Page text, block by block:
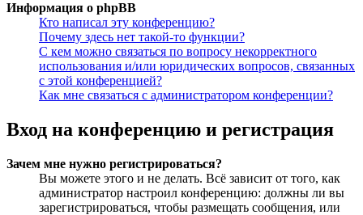
Информация о phpBB
Кто написал эту конференцию?
Почему здесь нет такой-то функции?
С кем можно связаться по вопросу некорректного
использования и/или юридических вопросов, связанных
с этой конференцией?
Как мне связаться с администратором конференции?
Вход на конференцию и регистрация
Зачем мне нужно регистрироваться?
Вы можете этого и не делать. Всё зависит от того, как
администратор настроил конференцию: должны ли вы
зарегистрироваться, чтобы размещать сообщения, или